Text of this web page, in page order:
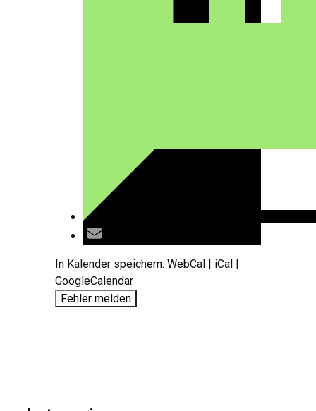
In Kalender speichern: WebCal | iCal |
GoogleCalendar
Fehler melden